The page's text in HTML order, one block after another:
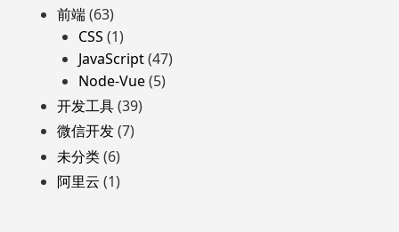
前端(63)
CSS (1)
JavaScript(47)
Node-Vue(5)
开发工具(39)
微信开发(7)
未分类(6)
阿里云 (1)